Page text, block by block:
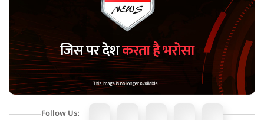
Follow Us: